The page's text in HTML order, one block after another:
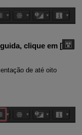
clique em [
de até oito